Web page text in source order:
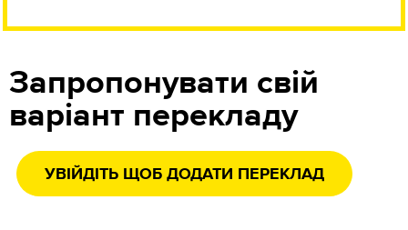
Запропонувати свій
варіант перекладу
УВІЙДІТЬ ЩОБ ДОДАТИ ПЕРЕКЛАД